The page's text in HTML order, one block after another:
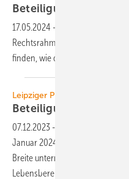
Beteiligungsmodelle
17.05.2024 -
Rechtsrahmen hinaus
finden, wie die Bürger vor Ort
Leipziger Photovoltaik-Forum
Beteiligungsmodelle
07.12.2023 -
Januar 2024 ab 9.15 Uhr mit
Breite untermauert zugleich,
Lebensbereichen angekommen